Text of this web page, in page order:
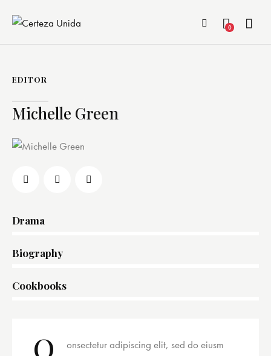
0
EDITOR
Michelle Green
Drama
Biography
Cookbooks
Q
onsectetur adipiscing elit, sed do eiusm